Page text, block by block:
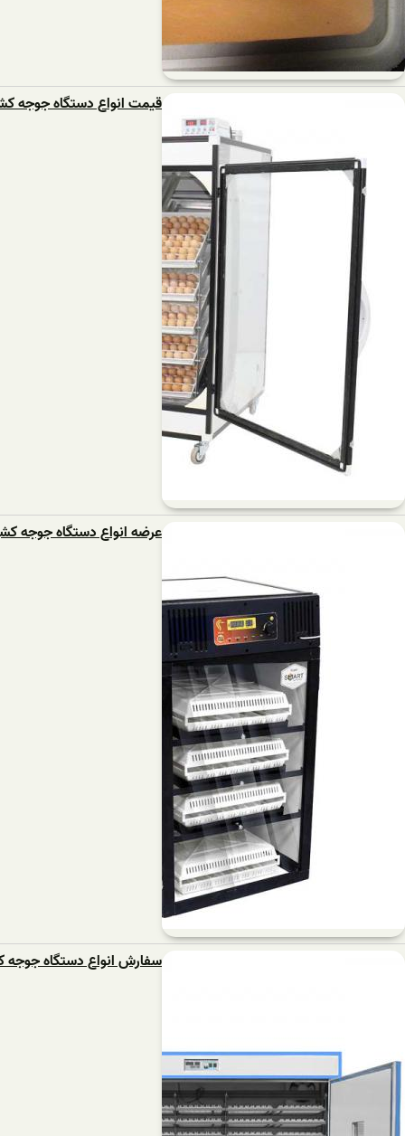
قیمت انواع دستگاه جوجه
عرضه انواع دستگاه جوجه
سفارش انواع دستگاه جوجه